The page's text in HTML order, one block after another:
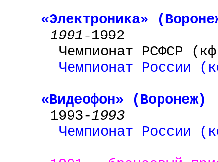
«Электроника»
1991-1992
Чемпионат РСФСР
Чемпионат России
«Видеофон» (Воронеж)
1993-1993
Чемпионат России